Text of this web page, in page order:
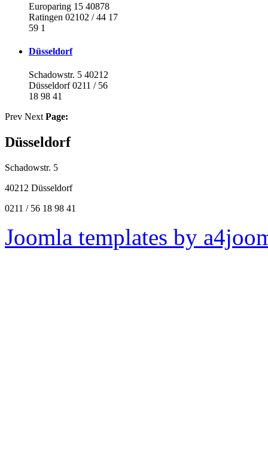
Europaring 15 40878
Ratingen 02102 / 44 17
59 1
Düsseldorf
Schadowstr. 5 40212
Düsseldorf 0211 / 56
18 98 41
Prev Next Page:
Düsseldorf
Schadowstr. 5
40212 Düsseldorf
0211 / 56 18 98 41
Joomla templates by